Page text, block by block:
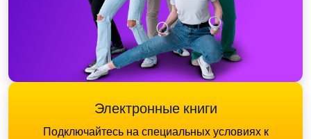
Электронные книги
Подключайтесь на специальных условиях к